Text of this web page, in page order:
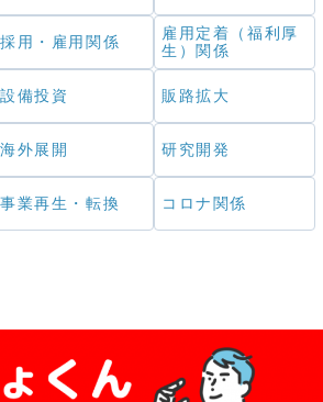
採用・雇用関係
雇用定着（福利厚
生）関係
設備投資 販路拡大
海外展開 研究開発
事業再生・転換 コロナ関係